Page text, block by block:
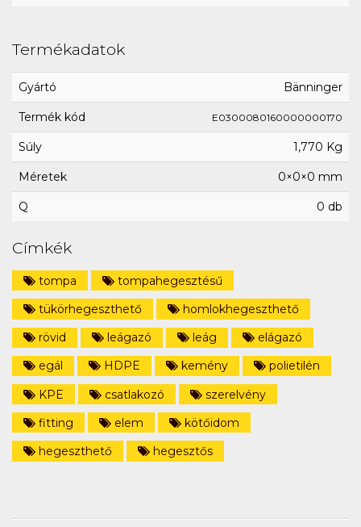
Termékadatok
Gyártó Bänninger
Termék kód E0300080160000000170
Súly 1,770 Kg
Méretek 0×0×0 mm
Q 0 db
Címkék
tompa
tompahegesztésű
tükörhegeszthető
homlokhegeszthető
rövid
leágazó leág
elágazó
egál
HDPE kemény
polietilén
KPE
csatlakozó
szerelvény
fitting
elem
kötőidom
hegeszthető
hegesztős